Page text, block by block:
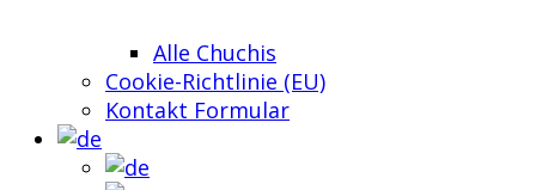
Alle Chuchis
Cookie-Richtlinie (EU)
Kontakt Formular